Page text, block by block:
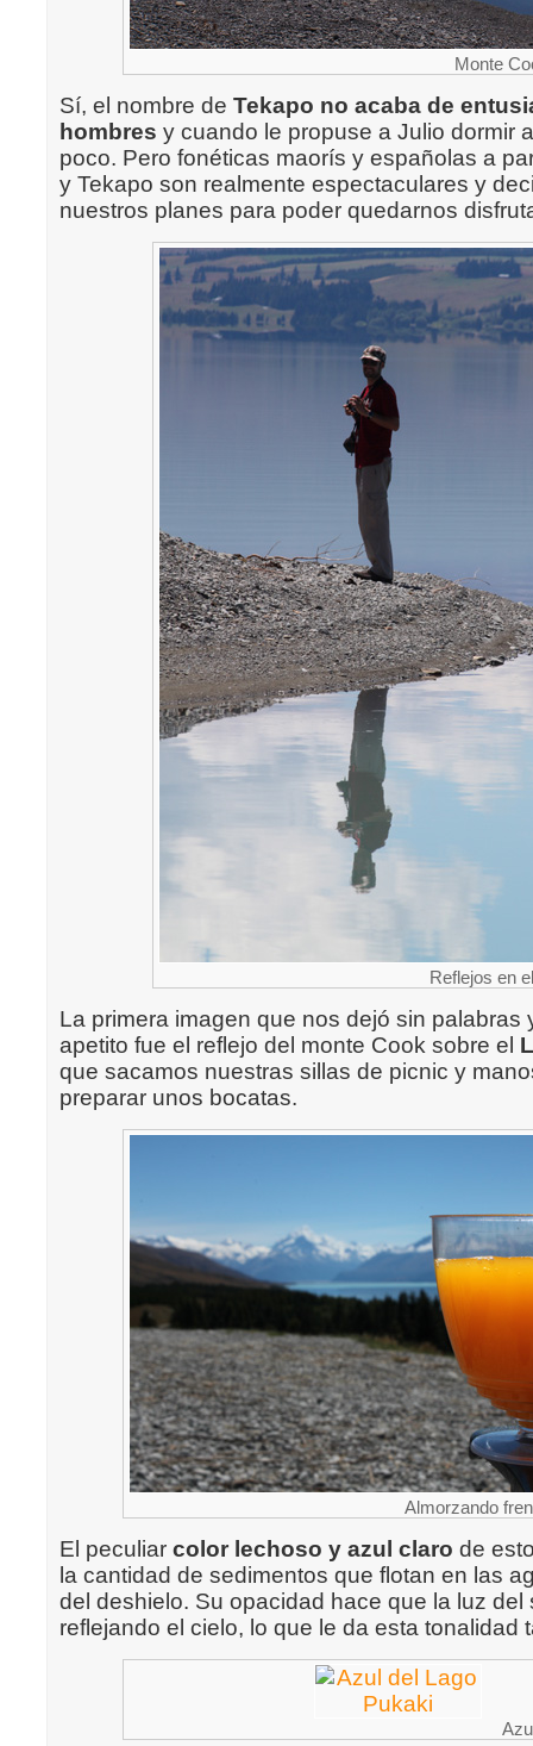
Monte
Sí, el nombre de Tekapo no acaba de
hombres y cuando le propuse a Julio dormir
poco. Pero fonéticas maorís y españolas a
y Tekapo son realmente espectaculares y
nuestros planes para poder quedarnos
Reflejos en
La primera imagen que nos dejó sin palabras
apetito fue el reflejo del monte Cook sobre el
que sacamos nuestras sillas de picnic y
preparar unos bocatas.
Almorzando
El peculiar color lechoso y azul claro de
la cantidad de sedimentos que flotan en las
del deshielo. Su opacidad hace que la luz del
reflejando el cielo, lo que le da esta tonalidad